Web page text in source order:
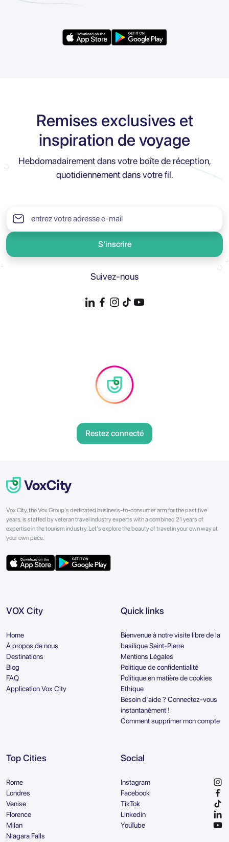
Remises exclusives et
inspiration de voyage
Hebdomadairement dans votre boîte de réception,
quotidiennement dans votre fil.
S'inscrire
Suivez-nous
Restez connecté
Vox City, the Vox Group's dedicated business-to-consumer arm for the past five
years, is staffed by veteran travel industry experts with a combined 21 years of
expertise in the tourism industry. Let's explore the beauty of travel in your own way at
your own pace.
VOX City
Home
À propos de nous
Destinations
Blog
FAQ
Application Vox City
Quick links
Bienvenue à notre visite libre de la
basilique Saint-Pierre
Mentions Légales
Politique de confidentialité
Politique en matière de cookies
Ethique
Besoin d'aide ? Connectez-vous
instantanément !
Comment supprimer mon compte
Top Cities
Rome
Londres
Venise
Florence
Milan
Niagara Falls
Social
Instagram
Facebook
TikTok
Linkedin
YouTube